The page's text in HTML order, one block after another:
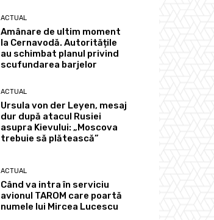
ACTUAL
Amânare de ultim moment
la Cernavodă. Autoritățile
au schimbat planul privind
scufundarea barjelor
ACTUAL
Ursula von der Leyen, mesaj
dur după atacul Rusiei
asupra Kievului: „Moscova
trebuie să plătească”
ACTUAL
Când va intra în serviciu
avionul TAROM care poartă
numele lui Mircea Lucescu